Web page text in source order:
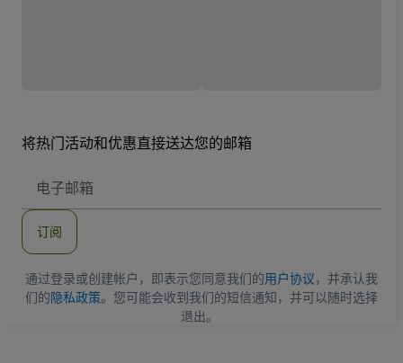
将热门活动和优惠直接送达您的邮箱
子
地
订阅
通过登录或创建帐户，即表示您同意我们的用户协议，并承认我
们的隐私政策。您可能会收到我们的短信通知，并可以随时选择
退出。